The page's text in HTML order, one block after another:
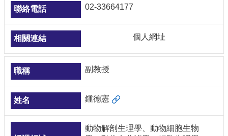
02-33664177
個人網址
副教授
鍾德憲
動物解剖生理學、動物細胞生物